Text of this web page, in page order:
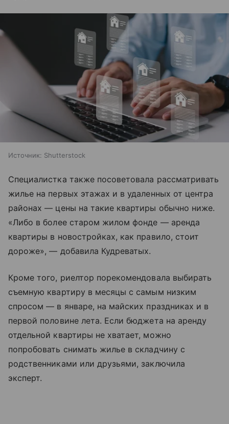
Источник: Shutterstock
Специалистка также посоветовала рассматривать
жилье на первых этажах и в удаленных от центра
районах — цены на такие квартиры обычно ниже.
«Либо в более старом жилом фонде — аренда
квартиры в новостройках, как правило, стоит
дороже», — добавила Кудреватых.
Кроме того, риелтор порекомендовала выбирать
съемную квартиру в месяцы с самым низким
спросом — в январе, на майских праздниках и в
первой половине лета. Если бюджета на аренду
отдельной квартиры не хватает, можно
попробовать снимать жилье в складчину с
родственниками или друзьями, заключила
эксперт.